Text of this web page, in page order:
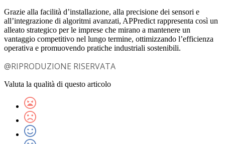
Grazie alla facilità d’installazione, alla precisione dei sensori e
all’integrazione di algoritmi avanzati, APPredict rappresenta così un
alleato strategico per le imprese che mirano a mantenere un
vantaggio competitivo nel lungo termine, ottimizzando l’efficienza
operativa e promuovendo pratiche industriali sostenibili.
@RIPRODUZIONE RISERVATA
Valuta la qualità di questo articolo